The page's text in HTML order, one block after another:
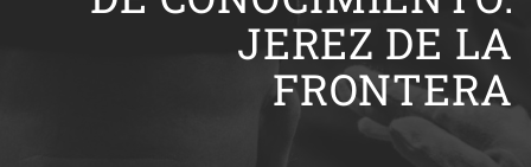
JEREZ DE LA
FRONTERA